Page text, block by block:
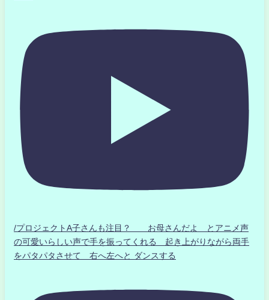
/プロジェクトA子さんも注目？ お母さんだよ とアニメ声
の可愛いらしい声で手を振ってくれる 起き上がりながら両手
をパタパタさせて 右へ左へと ダンスする